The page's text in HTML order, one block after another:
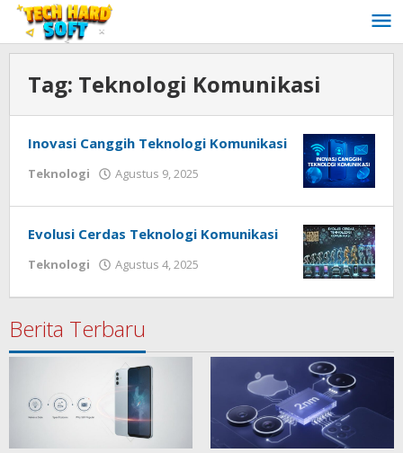
Lewati
konten
Tag: Teknologi Komunikasi
Inovasi Canggih Teknologi Komunikasi
Teknologi Agustus 9, 2025
Techhardsoft
Evolusi Cerdas Teknologi Komunikasi
Teknologi Agustus 4, 2025
Techhardsoft
Berita Terbaru